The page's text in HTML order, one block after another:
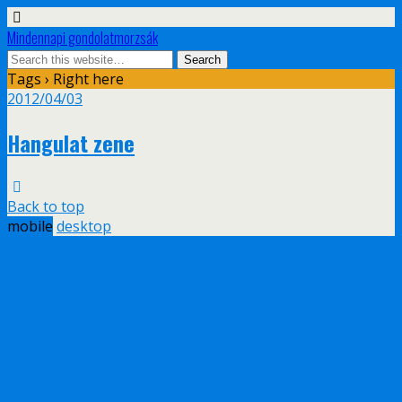
Mindennapi gondolatmorzsák
Tags › Right here
2012/04/03
Hangulat zene
Back to top
mobile desktop